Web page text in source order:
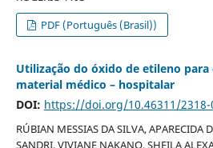
PDF (Português (Brasil))
Utilização do óxido de etileno para
material médico – hospitalar
DOI: https://doi.org/10.46311/2318-
RÚBIAN MESSIAS DA SILVA, APARECIDA
SANDRI, VIVIANE NAKANO, SHEILA